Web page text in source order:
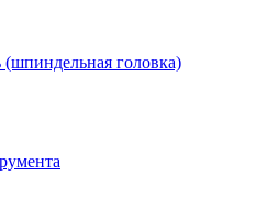
головка)